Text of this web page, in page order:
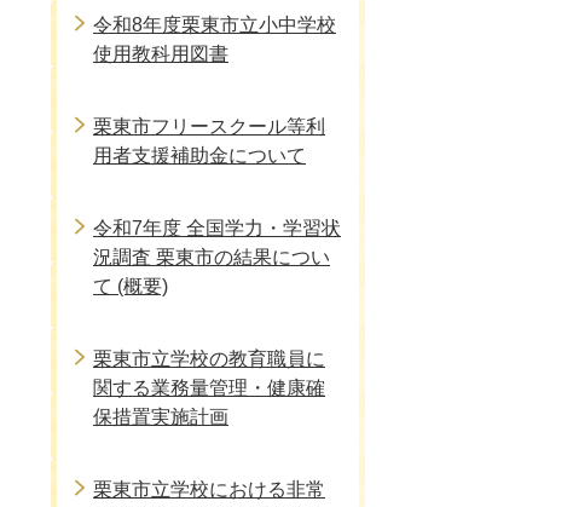
令和8年度栗東市立小中学校
使用教科用図書
栗東市フリースクール等利
用者支援補助金について
令和7年度 全国学力・学習状
況調査 栗東市の結果につい
て (概要)
栗東市立学校の教育職員に
関する業務量管理・健康確
保措置実施計画
栗東市立学校における非常